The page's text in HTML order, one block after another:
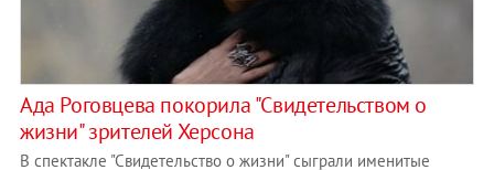
Ада Роговцева покорила "Свидетельством о
жизни" зрителей Херсона
В спектакле "Свидетельство о жизни" сыграли именитые